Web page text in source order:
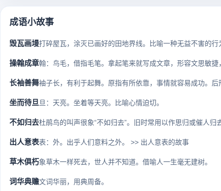
成语小故事
毁瓦画墁打碎屋瓦，涂灭已画好的田地界线。比喻一种无益不害的行
操翰成章翰：鸟毛，借指毛笔。拿起笔来就写成文章，形容文思敏捷
长袖善舞袖子长，有利于起舞。原指有所依靠，事情就容易成功。
坐而待旦 旦：天亮。坐着等天亮。比喻心情迫切。
不如归去杜鹃鸟的叫声很象“不如归去”。旧时常用以作思归或催人归
出人意表表：外。出乎人们意料之外。 >> 出人意表的故事
草木俱朽象草木一样死去，世人并不知道。借喻人一生毫无建树。
词华典赡文词华丽，用典周备。